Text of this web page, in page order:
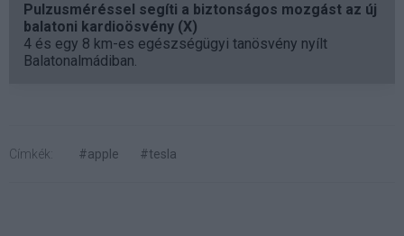
Pulzusméréssel segíti a biztonságos mozgást az új
balatoni kardioösvény (X)
4 és egy 8 km-es egészségügyi tanösvény nyílt
Balatonalmádiban.
Címkék: #apple #tesla